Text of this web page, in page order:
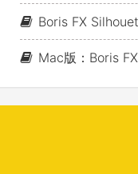
Boris FX Silhouette 2026.0.3 影视后期
Mac版：Boris FX SAPPHIRE 2026.5